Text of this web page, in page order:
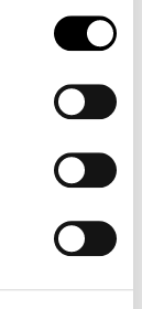
8D61 - Pastello